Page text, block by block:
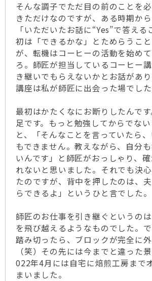
そんな調子でただ目の前のことを
きただけなのですが、ある時期か
「いただいたお話に“Yes”で答える
初は「できるかな」とためらうこ
が、転機はコーヒーの活動を始め
ろ。師匠が担当しているコーヒー
き継いでもらえないかとお話があ
講座は私が師匠に出会った場でした
最初はかたくなにお断りしたんで
足です。もっと勉強してからでな
と、「そんなことを言っていたら
もできません。教えながら、自分
いんです」と師匠がおっしゃり、
れないと思いました。それでも決
たのですが、背中を押したのは、
らできるよ」というひと言でした。
師匠のお仕事を引き継ぐというの
を飛び越えるようなものでした。
踏み切ったら、ブロックが完全に
（笑）その先には今までと違った
022年4月には自宅に焙煎工房まで
まいました。